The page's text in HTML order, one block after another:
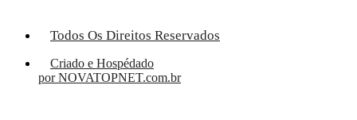
Todos Os Direitos Reservados
Criado e Hospédado
por NOVATOPNET.com.br